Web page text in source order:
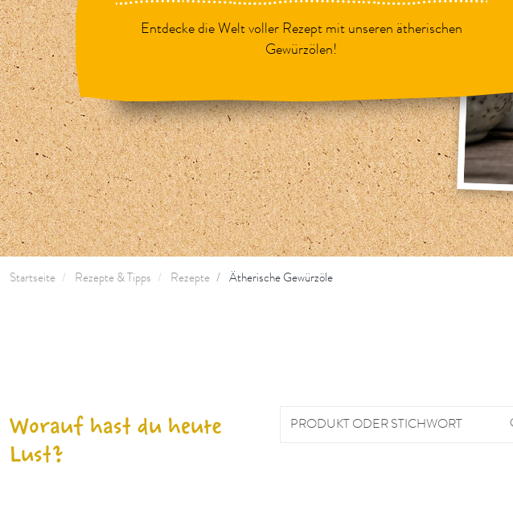
Entdecke die Welt voller Rezept mit unseren ätherischen
Gewürzölen!
Startseite Rezepte & Tipps Rezepte Ätherische Gewürzöle
Worauf hast du heute
Lust?
PRODUKT ODER STICHWORT